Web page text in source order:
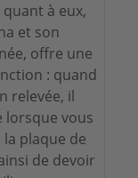
à eux,
et son
offre une
: quand
relevée, il
lorsque vous
plaque de
de devoir